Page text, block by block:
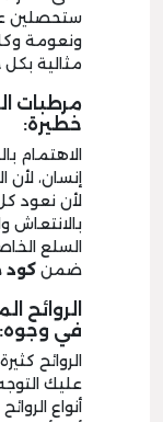
ستحصلين
ونعومة
مثالية بكل
مرطبات
خطيرة:
الاهتمام
إنسان،
لأن نعود
بالانتعاش
السلع
ضمن
الروائح
في وجوه:
الروائح
عليك
أنواع